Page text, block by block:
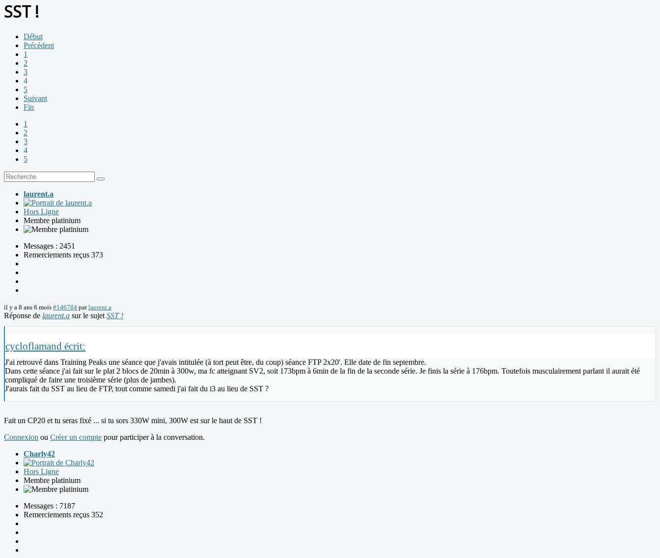
SST !
Début
Précédent
1
2
3
4
5
Suivant
Fin
1
2
3
4
5
laurent.a
Hors Ligne
Membre platinium
Messages : 2451
Remerciements reçus 373
il y a 8 ans 6 mois #146784 parlaurent.a
Réponse de laurent.a sur le sujet SST !
cycloflamand écrit:
J'ai retrouvé dans Training Peaks une séance que j'avais intitulée (à tort peut être, du coup) séance FTP 2x20'. Elle date de fin septembre.
Dans cette séance j'ai fait sur le plat 2 blocs de 20min à 300w, ma fc atteignant SV2, soit 173bpm à 6min de la fin de la seconde série. Je finis la série à 176bpm. Toutefois musculairement parlant il aurait été
compliqué de faire une troisième série (plus de jambes).
J'aurais fait du SST au lieu de FTP, tout comme samedi j'ai fait du i3 au lieu de SST ?
Fait un CP20 et tu seras fixé ... si tu sors 330W mini, 300W est sur le haut de SST !
Connexion ou Créer un compte pour participer à la conversation.
Charly42
Hors Ligne
Membre platinium
Messages : 7187
Remerciements reçus 352